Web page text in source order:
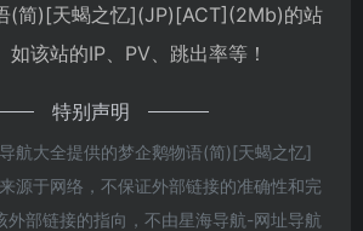
(简)[天蝎之忆](JP)[ACT](2Mb)的站
该站的IP、PV、跳出率等！
特别声明
航大全提供的梦企鹅物语(简)[天蝎之忆]
源于网络，不保证外部链接的准确性和完
外部链接的指向，不由星海导航-网址导航